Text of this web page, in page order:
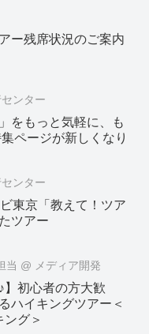
ー残席状況のご案内
ンター
をもっと気軽に、も
ページが新しくなり
ンター
東京「教えて！ツア
ツアー
当 @ メディア開発
】初心者の方大歓
ハイキングツアー＜
グ＞